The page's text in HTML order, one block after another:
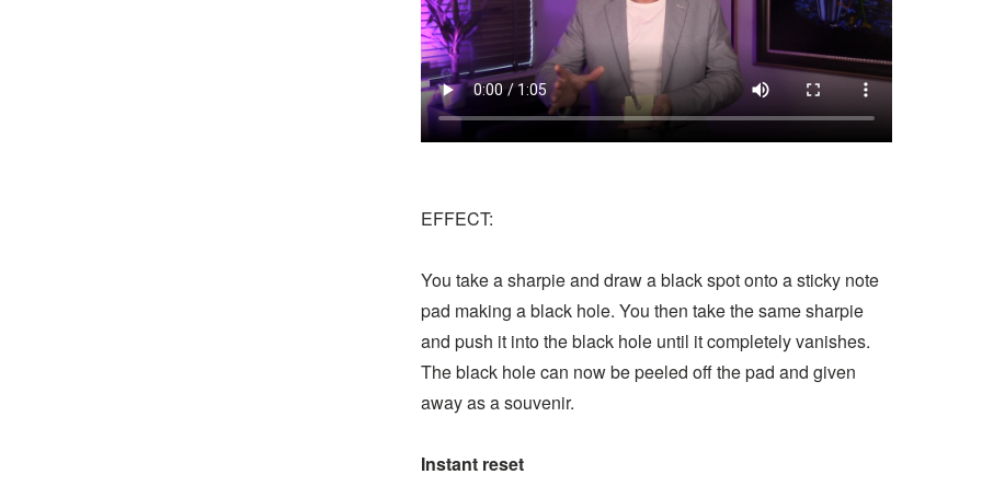
EFFECT:
You take a sharpie and draw a black spot onto a sticky note
pad making a black hole. You then take the same sharpie
and push it into the black hole until it completely vanishes.
The black hole can now be peeled off the pad and given
away as a souvenir.
Instant reset